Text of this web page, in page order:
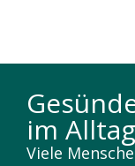
im
Viele